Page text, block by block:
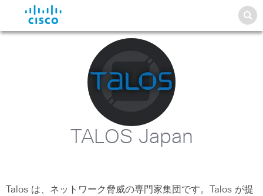
TALOS Japan
Talos は、ネットワーク脅威の専門家集団です。Talos が提